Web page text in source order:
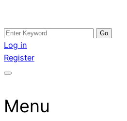
Skip
to
content
อสังหาโพสต์ รีวิวเยอะ รับจ้างโพสต์
หา แตกต่างอย่างตั้งใจ รับรองผล อั
กับทีมงานบริษัท บ้าน ที่ดิน คอนโด
รับจ้างโพสอสังหา ขายบ้าน อสังหาโ
โพสต์ ที่ดิน กับทีมงานบริษัท ถูกและ
ขายได้จริงๆ ช่วยสร้างโอกาสในกา
Search
for:
Log in
Register
Menu